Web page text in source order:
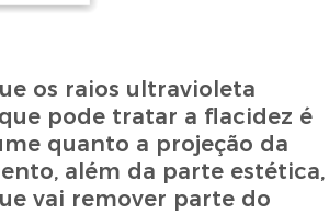
os raios ultravioleta
pode tratar a flacidez é
quanto a projeção da
além da parte estética,
vai remover parte do